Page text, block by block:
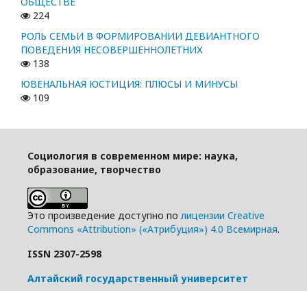
224
РОЛЬ СЕМЬИ В ФОРМИРОВАНИИ ДЕВИАНТНОГО
ПОВЕДЕНИЯ НЕСОВЕРШЕННОЛЕТНИХ
138
ЮВЕНАЛЬНАЯ ЮСТИЦИЯ: ПЛЮСЫ И МИНУСЫ
109
Социология в современном мире: наука,
образование, творчество
Это произведение доступно по лицензии Creative
Commons «Attribution» («Атрибуция») 4.0 Всемирная.
ISSN 2307-2598
Алтайский государственный университет